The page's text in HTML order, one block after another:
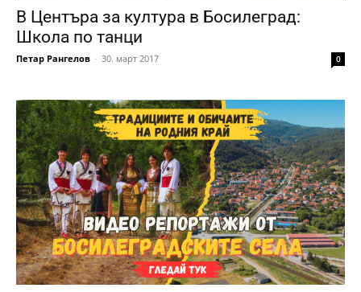
В Центъра за култура в Босилеград:
Школа по танци
Петар Рангелов - 30. март 2017 0